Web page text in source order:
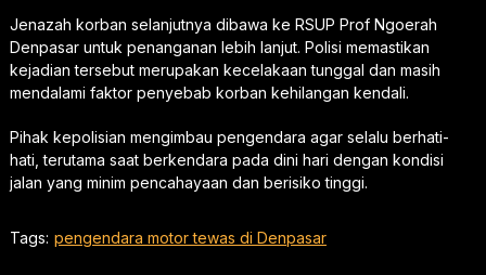
Jenazah korban selanjutnya dibawa ke RSUP Prof Ngoerah
Denpasar untuk penanganan lebih lanjut. Polisi memastikan
kejadian tersebut merupakan kecelakaan tunggal dan masih
mendalami faktor penyebab korban kehilangan kendali.
Pihak kepolisian mengimbau pengendara agar selalu berhati-
hati, terutama saat berkendara pada dini hari dengan kondisi
jalan yang minim pencahayaan dan berisiko tinggi.
Tags: pengendara motor tewas di Denpasar